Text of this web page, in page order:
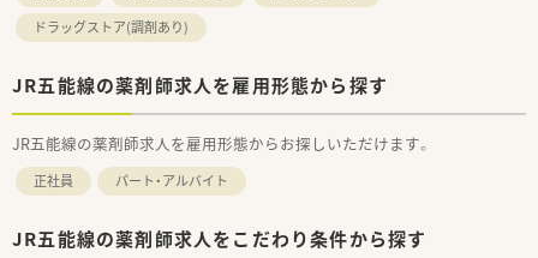
ドラッグストア(調剤あり)
JR五能線の薬剤師求人を雇用形態から探す
JR五能線の薬剤師求人を雇用形態からお探しいただけます。
正社員 パート・アルバイト
JR五能線の薬剤師求人をこだわり条件から探す